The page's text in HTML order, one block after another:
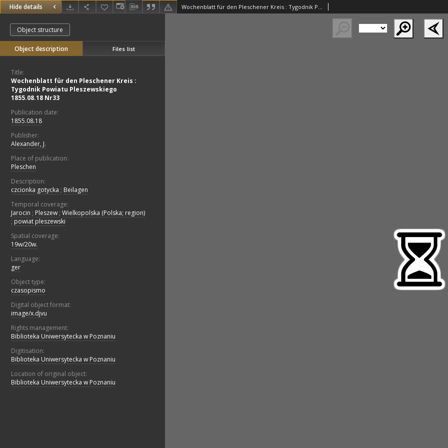
Hide details Wochenblatt für den Pleschener Kreis : Tygodnik Powiatu Pleszewskiego 1855.08.18 Nr33
Object structure
Object description Files list
Title:
Wochenblatt für den Pleschener Kreis :
Tygodnik Powiatu Pleszewskiego
1855.08.18 Nr33
Publication date:
1855.08.18
Publisher:
Alexander, J.
Place of publication:
Pleschen
Description:
czcionka gotycka ; Beilagen
Temporal coverage:
Jarocin ; Pleszew ; Wielkopolska (Polska; region)
; powiat pleszewski
Spatial coverage:
19w/20w.
Language:
ger
Object type:
czasopismo
Digital object format:
image/x.djvu
Rights management:
Biblioteka Uniwersytecka w Poznaniu
Digitisation:
Biblioteka Uniwersytecka w Poznaniu
Location of original object:
Biblioteka Uniwersytecka w Poznaniu